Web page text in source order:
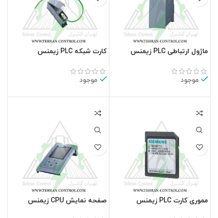
ماژول ارتباطی PLC زیمنس
موجود
کارت شبکه PLC زیمنس
موجود
مموری کارت PLC زیمنس
صفحه نمایش CPU زیمنس